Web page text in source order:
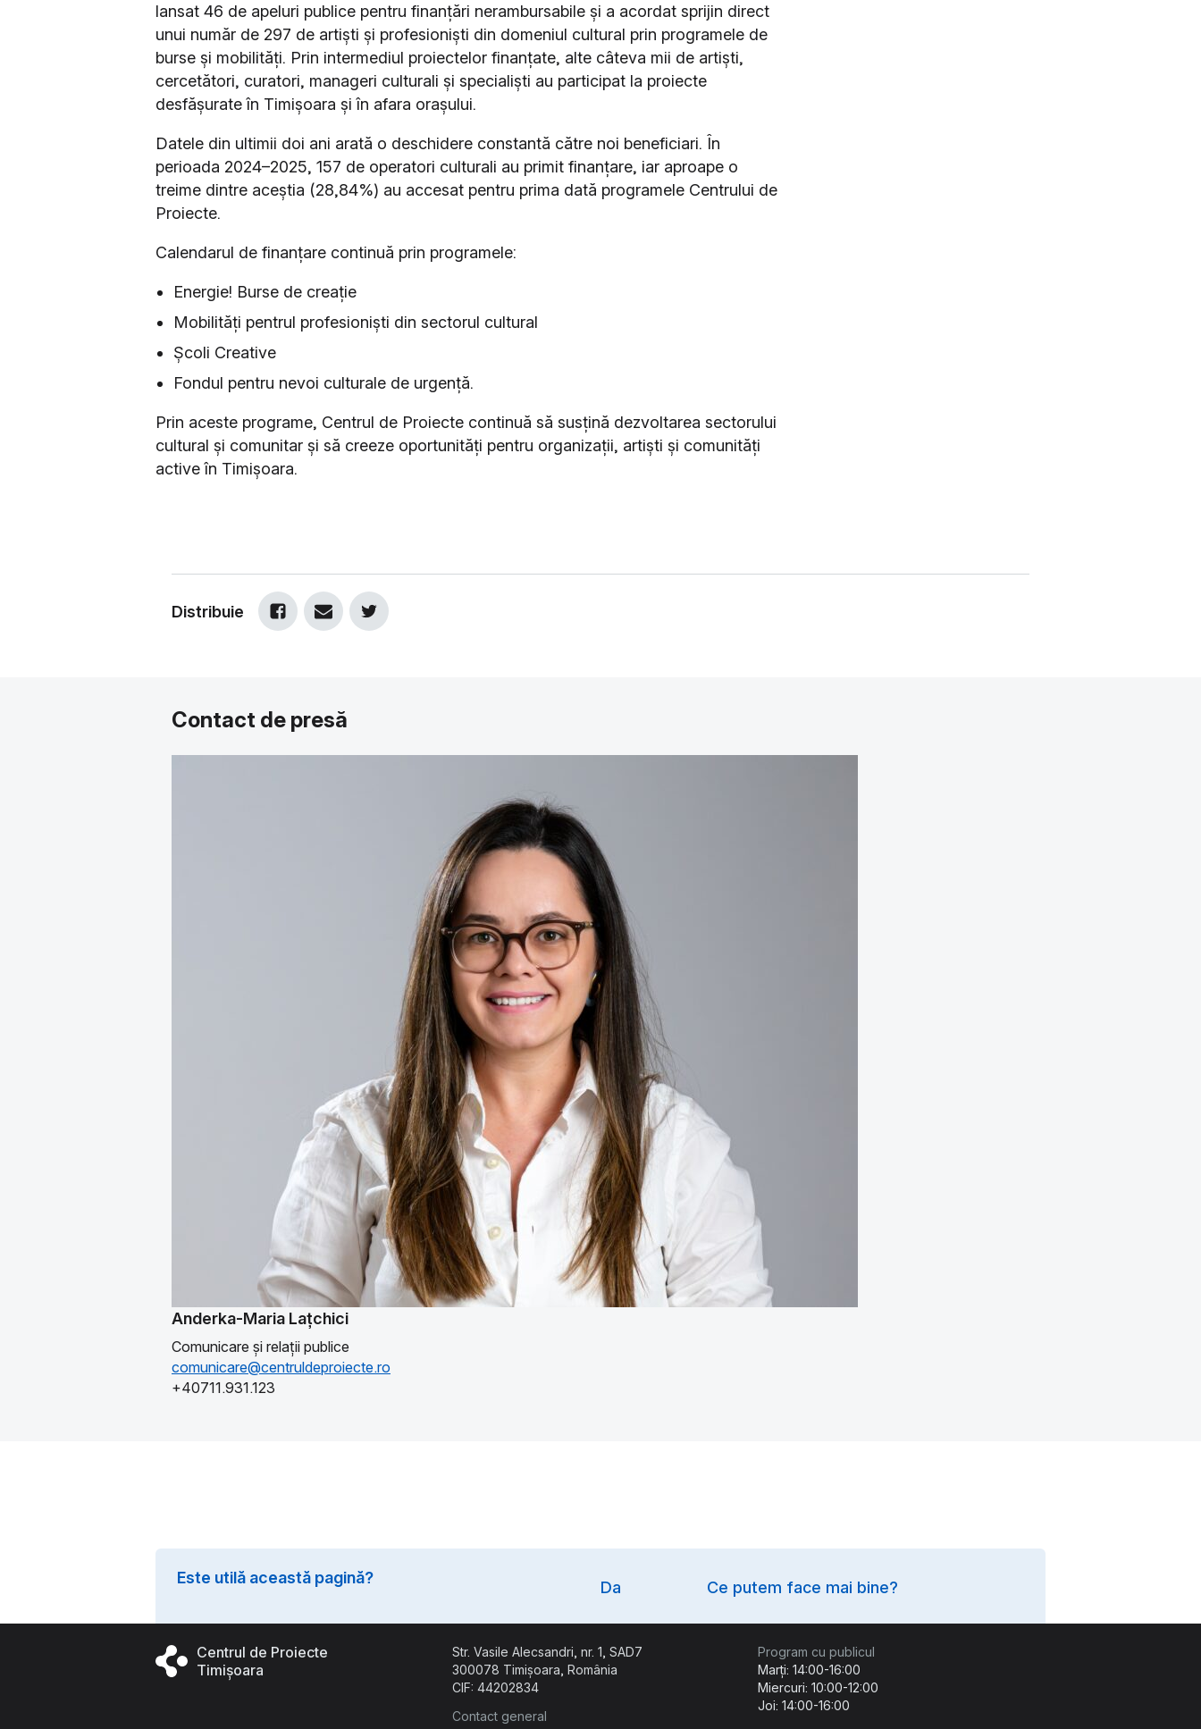
lansat 46 de apeluri publice pentru finanțări nerambursabile și a acordat sprijin direct
unui număr de 297 de artiști și profesioniști din domeniul cultural prin programele de
burse și mobilități. Prin intermediul proiectelor finanțate, alte câteva mii de artiști,
cercetători, curatori, manageri culturali și specialiști au participat la proiecte
desfășurate în Timișoara și în afara orașului.
Datele din ultimii doi ani arată o deschidere constantă către noi beneficiari. În
perioada 2024–2025, 157 de operatori culturali au primit finanțare, iar aproape o
treime dintre aceștia (28,84%) au accesat pentru prima dată programele Centrului de
Proiecte.
Calendarul de finanțare continuă prin programele:
Energie! Burse de creație
Mobilități pentrul profesioniști din sectorul cultural
Școli Creative
Fondul pentru nevoi culturale de urgență.
Prin aceste programe, Centrul de Proiecte continuă să susțină dezvoltarea sectorului
cultural și comunitar și să creeze oportunități pentru organizații, artiști și comunități
active în Timișoara.
Distribuie
Contact de presă
Anderka-Maria Lațchici
Comunicare și relații publice
comunicare@centruldeproiecte.ro
+40711.931.123
Este utilă această pagină?
Da Ce putem face mai bine?
Centrul de Proiecte
Timișoara
Str. Vasile Alecsandri, nr. 1, SAD7
300078 Timișoara, România
CIF: 44202834
Contact general
Program cu publicul
Marți: 14:00-16:00
Miercuri: 10:00-12:00
Joi: 14:00-16:00